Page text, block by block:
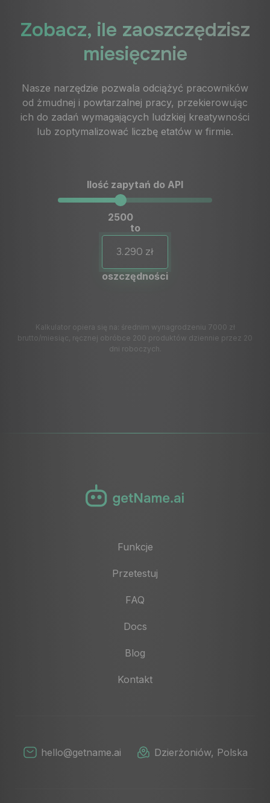
Zobacz, ile zaoszczędzisz
miesięcznie
Nasze narzędzie pozwala odciążyć pracowników
od żmudnej i powtarzalnej pracy, przekierowując
ich do zadań wymagających ludzkiej kreatywności
lub zoptymalizować liczbę etatów w firmie.
Ilość zapytań do API
2500
to
3.290 zł
oszczędności
Kalkulator opiera się na: średnim wynagrodzeniu 7000 zł
brutto/miesiąc, ręcznej obróbce 200 produktów dziennie przez 20
dni roboczych.
Funkcje
Przetestuj
FAQ
Docs
Blog
Kontakt
hello@getname.ai Dzierżoniów, Polska